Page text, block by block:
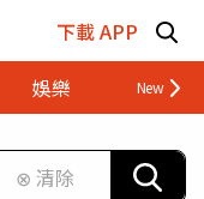
下載 APP
娛樂 財經
⊗ 清除